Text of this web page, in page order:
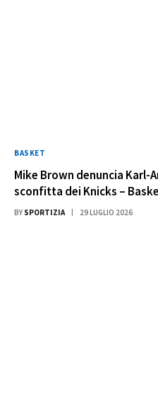
BASKET
Mike Brown denuncia Karl-
sconfitta dei Knicks –
BY SPORTIZIA 29 LUGLIO 2026